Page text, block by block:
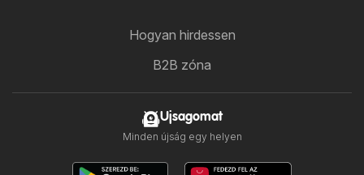
Hogyan hirdessen
B2B zóna
Ujsagomat
Minden újság egy helyen